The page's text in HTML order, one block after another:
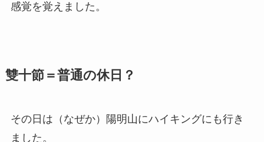
感覚を覚えました。
雙十節＝普通の休日？
その日は（なぜか）陽明山にハイキングにも行き
ました。